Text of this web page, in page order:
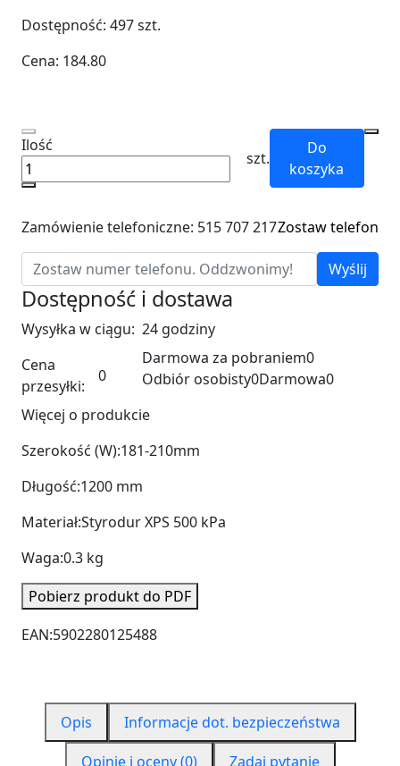
Dostępność: 497szt.
Cena: 184.80
Ilość
szt.
Do
koszyka
Zamówienie telefoniczne: 515 707 217Zostaw telefon
Wyślij
Dostępność i dostawa
Wysyłka w ciągu: 24 godziny
Cena
przesyłki:
0
Darmowa za pobraniem0
Odbiór osobisty0Darmowa0
Więcej o produkcie
Szerokość (W):181-210mm
Długość:1200 mm
Materiał:Styrodur XPS 500 kPa
Waga:0.3 kg
Pobierz produkt do PDF
EAN:5902280125488
Opis
Informacje dot. bezpieczeństwa
Opinie i oceny (0)
Zadaj pytanie